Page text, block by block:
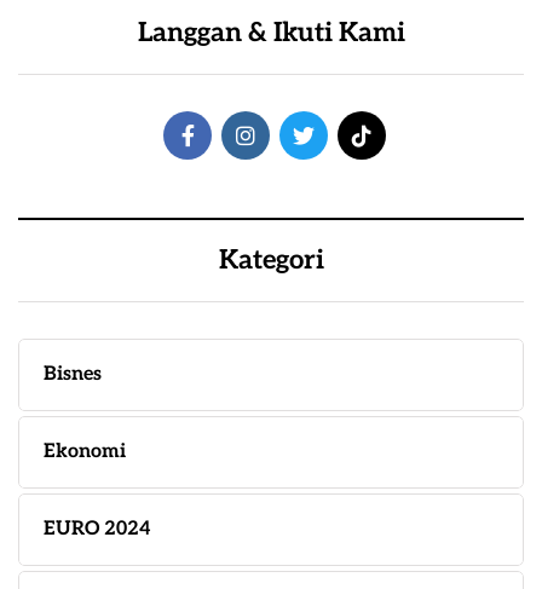
Langgan & Ikuti Kami
Kategori
Bisnes
Ekonomi
EURO 2024